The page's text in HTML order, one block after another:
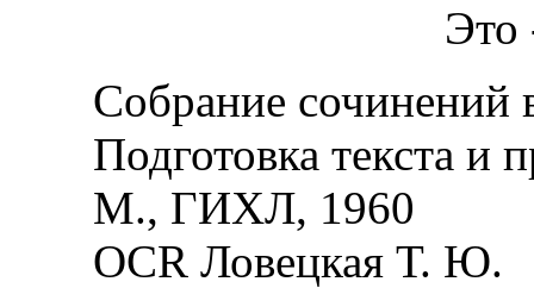
Это
Собрание сочинений
Подготовка текста и
М., ГИХЛ, 1960
OCR Ловецкая Т. Ю.